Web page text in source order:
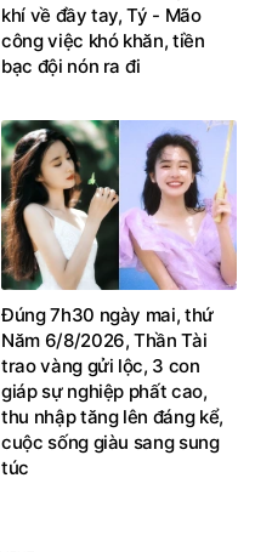
khí về đầy tay, Tý - Mão
công việc khó khăn, tiền
bạc đội nón ra đi
Đúng 7h30 ngày mai, thứ
Năm 6/8/2026, Thần Tài
trao vàng gửi lộc, 3 con
giáp sự nghiệp phất cao,
thu nhập tăng lên đáng kể,
cuộc sống giàu sang sung
túc